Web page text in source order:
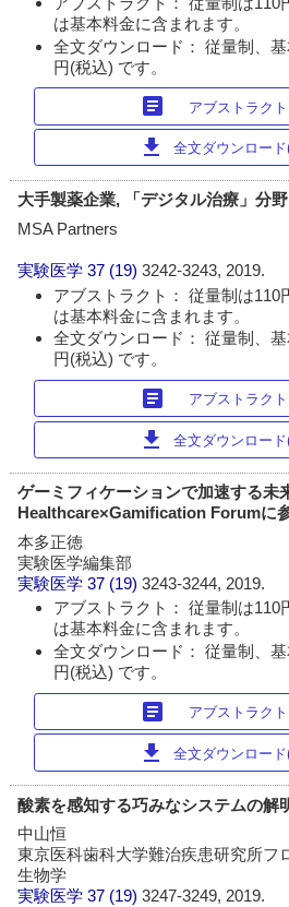
は基本料金に含まれます。
全文ダウンロード： 従量制、
円(税込) です。
article アブストラク
download 全文ダウンロー
大手製薬企業, 「デジタル治療」分
MSA Partners
実験医学 37 (19)3242-3243, 2019.
アブストラクト： 従量制は110
は基本料金に含まれます。
全文ダウンロード： 従量制、
円(税込) です。
article アブストラク
download 全文ダウンロー
ゲーミフィケーションで加速する未
Healthcare×Gamification Forumに
本多正徳
実験医学編集部
実験医学 37 (19)3243-3244, 2019.
アブストラクト： 従量制は110
は基本料金に含まれます。
全文ダウンロード： 従量制、
円(税込) です。
article アブストラク
download 全文ダウンロー
酸素を感知する巧みなシステムの解
中山恒
東京医科歯科大学難治疾患研究所フ
生物学
実験医学 37 (19)3247-3249, 2019.